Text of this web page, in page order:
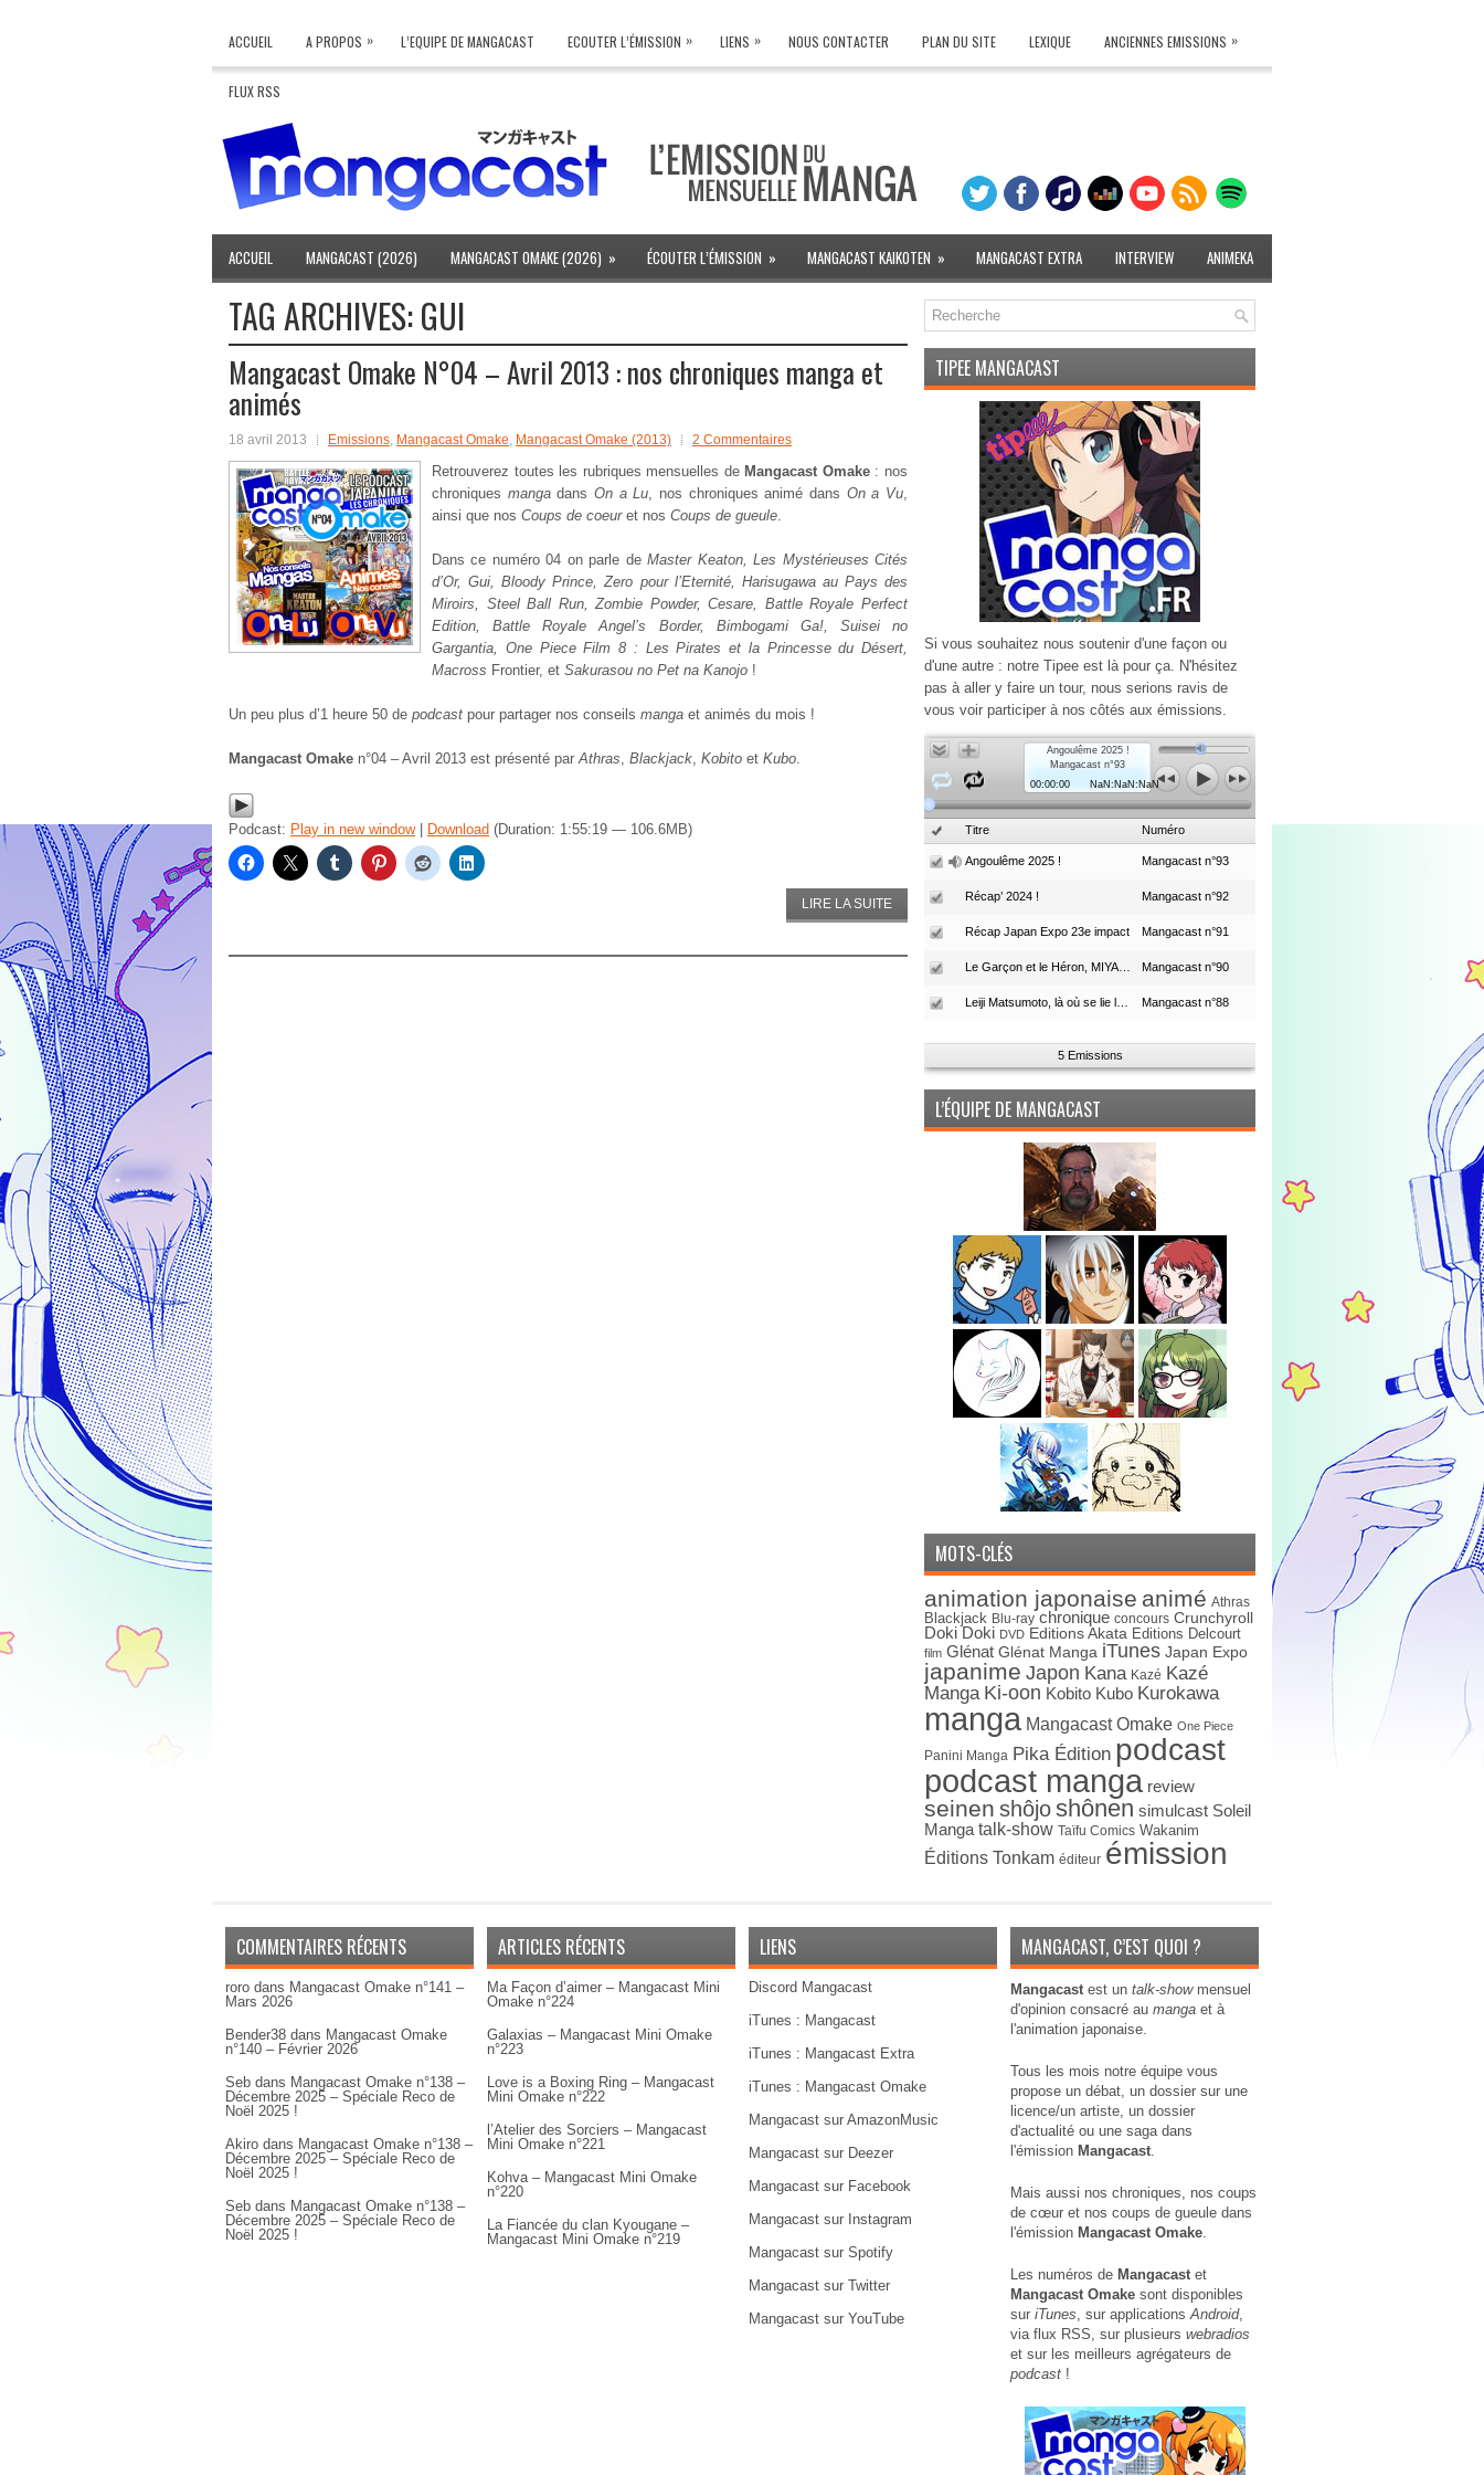
ACCUEIL A PROPOS » L’EQUIPE DE MANGACAST ECOUTER L’ÉMISSION » LIENS » NOUS CONTACTER PLAN DU SITE LEXIQUE ANCIENNES EMISSIONS »
FLUX RSS
ACCUEIL MANGACAST (2026) MANGACAST OMAKE (2026) » ÉCOUTER L’ÉMISSION » MANGACAST KAIKOTEN » MANGACAST EXTRA INTERVIEW ANIMEKA
TAG ARCHIVES:GUI
Mangacast Omake N°04 – Avril 2013 : nos chroniques manga et
animés
18 avril 2013 Emissions, Mangacast Omake, Mangacast Omake (2013) 2 Commentaires
Retrouverez toutes les rubriques mensuelles de Mangacast Omake: nos
chroniques mangadansOn a Lu, nos chroniques animé dans On a Vu,
ainsi que nos Coups de coeuret nos Coups de gueule.
Dans ce numéro 04 on parle deMaster Keaton, Les Mystérieuses Cités
d’Or, Gui, Bloody Prince, Zero pour l’Eternité, Harisugawa au Pays des
Miroirs, Steel Ball Run, Zombie Powder, Cesare, Battle Royale Perfect
Edition, Battle Royale Angel’s Border, Bimbogami Ga!, Suisei no
Gargantia, One Piece Film 8 : Les Pirates et la Princesse du Désert,
Macross Frontier, et Sakurasou no Pet na Kanojo !
Un peu plus d’1 heure 50 de podcast pour partager nos conseils manga et animés du mois !
Mangacast Omake n°04 – Avril 2013 est présenté parAthras, Blackjack, Kobito et Kubo.
Podcast: Play in new window| Download (Duration: 1:55:19 — 106.6MB)
LIRE LA SUITE
TIPEE MANGACAST
Si vous souhaitez nous soutenir d'une façon ou
d'une autre : notre Tipee est là pour ça. N'hésitez
pas à aller y faire un tour, nous serions ravis de
vous voir participer à nos côtés aux émissions.
Angoulême 2025 !
Mangacast n°93
00:00:00
NaN:NaN:NaN
Titre Numéro
Angoulême 2025 ! Mangacast n°93
Récap’ 2024 ! Mangacast n°92
Récap Japan Expo 23e impact Mangacast n°91
Mangacast n°90
Mangacast n°88
5 Emissions
L’ÉQUIPE DE MANGACAST
MOTS-CLÉS
animation japonaise animé Athras
Blackjack Blu-ray chronique concours Crunchyroll
Doki Doki DVD Editions Akata Editions Delcourt
film Glénat Glénat Manga iTunes Japan Expo
japanime Japon Kana Kazé Kazé
Manga Ki-oon Kobito Kubo Kurokawa
manga Mangacast Omake One Piece
Panini Manga Pika Édition podcast
podcast manga review
seinen shôjoshônen simulcast Soleil
Manga talk-show Taïfu Comics Wakanim
Éditions Tonkam éditeur émission
COMMENTAIRES RÉCENTS
roro dans Mangacast Omake n°141 –
Mars 2026
Bender38 dans Mangacast Omake
n°140 – Février 2026
Seb dans Mangacast Omake n°138 –
Décembre 2025 – Spéciale Reco de
Noël 2025 !
Akiro dans Mangacast Omake n°138 –
Décembre 2025 – Spéciale Reco de
Noël 2025 !
Seb dans Mangacast Omake n°138 –
Décembre 2025 – Spéciale Reco de
Noël 2025 !
ARTICLES RÉCENTS
Ma Façon d’aimer – Mangacast Mini
Omake n°224
Galaxias – Mangacast Mini Omake
n°223
Love is a Boxing Ring – Mangacast
Mini Omake n°222
l’Atelier des Sorciers – Mangacast
Mini Omake n°221
Kohva – Mangacast Mini Omake
n°220
La Fiancée du clan Kyougane –
Mangacast Mini Omake n°219
LIENS
Discord Mangacast
iTunes : Mangacast
iTunes : Mangacast Extra
iTunes : Mangacast Omake
Mangacast sur AmazonMusic
Mangacast sur Deezer
Mangacast sur Facebook
Mangacast sur Instagram
Mangacast sur Spotify
Mangacast sur Twitter
Mangacast sur YouTube
MANGACAST, C’EST QUOI ?
Mangacastest un talk-showmensuel
d'opinion consacré au manga et à
l'animation japonaise.
Tous les mois notre équipe vous
propose un débat, un dossier sur une
licence/un artiste, un dossier
d'actualité ou une saga dans
l'émission Mangacast.
Mais aussi nos chroniques, nos coups
de cœur et nos coups de gueule dans
l'émission Mangacast Omake.
Les numéros de Mangacastet
Mangacast Omake sont disponibles
sur iTunes, sur applicationsAndroid,
via flux RSS, sur plusieurs webradios
et sur les meilleurs agrégateurs de
podcast !